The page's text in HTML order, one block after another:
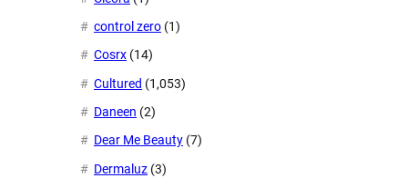
control zero (1)
Cosrx (14)
Cultured (1,053)
Daneen (2)
Dear Me Beauty (7)
Dermaluz (3)